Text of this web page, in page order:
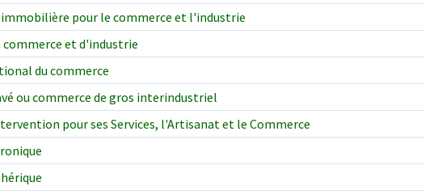
immobilière pour le commerce et l'industrie
commerce et d'industrie
du commerce
ou commerce de gros interindustriel
pour ses Services, l'Artisanat et le Commerce